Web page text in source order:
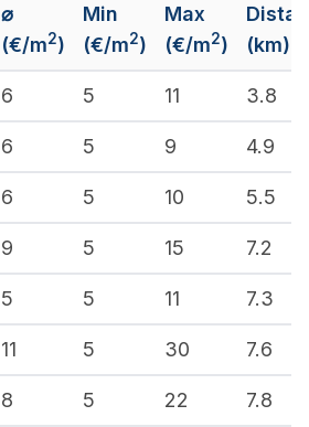
⌀
(€/m2)
Min
(€/m2)
Max
(€/m2)
(km)
6 5 11 3.8
6 5 9 4.9
6 5 10 5.5
9 5 15 7.2
5 5 11 7.3
11 5 30 7.6
8 5 22 7.8